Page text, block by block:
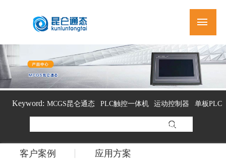
Keyword: MCGS昆仑通态 PLC触控一体机 运动控制器 单板PLC
组态软件
客户案例 应用方案